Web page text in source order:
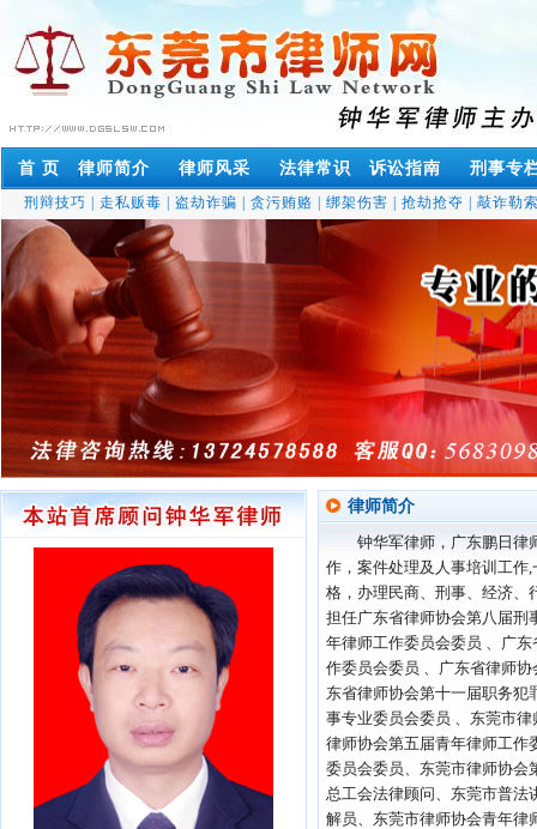
首 页 律师简介 律师风采 法律常识 诉讼指南 刑事专
刑辩技巧 走私贩毒 盗劫诈骗 贪污贿赂 绑架伤害 抢劫抢夺 敲诈勒
律师简介
钟华军律师，广东鹏日律
作，案件处理及人事培训工作
格，办理民商、刑事、经济、
担任广东省律师协会第八届刑
年律师工作委员会委员 、广
作委员会委员 、广东省律师
东省律师协会第十一届职务犯
事专业委员会委员 、东莞市
律师协会第五届青年律师工作
委员会委员、东莞市律师协会
总工会法律顾问、东莞市普法
解员、东莞市律师协会青年律